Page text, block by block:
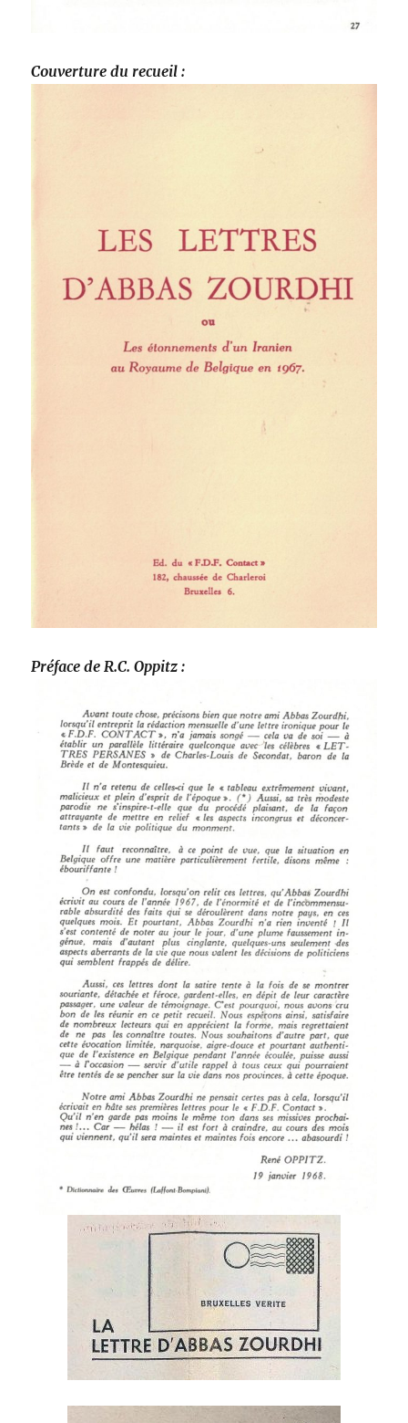
Couverture du recueil :
Préface de R.C. Oppitz :